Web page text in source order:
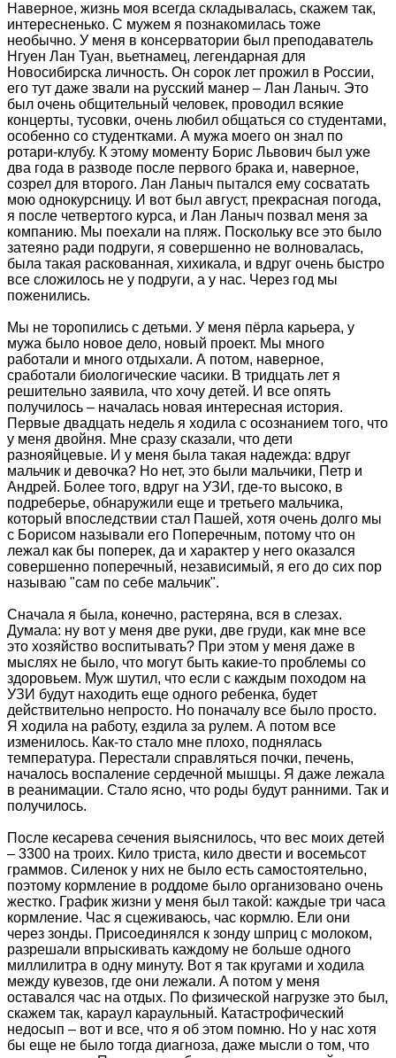
Наверное, жизнь моя всегда складывалась, скажем так,
интересненько. С мужем я познакомилась тоже
необычно. У меня в консерватории был преподаватель
Нгуен Лан Туан, вьетнамец, легендарная для
Новосибирска личность. Он сорок лет прожил в России,
его тут даже звали на русский манер – Лан Ланыч. Это
был очень общительный человек, проводил всякие
концерты, тусовки, очень любил общаться со студентами,
особенно со студентками. А мужа моего он знал по
ротари-клубу. К этому моменту Борис Львович был уже
два года в разводе после первого брака и, наверное,
созрел для второго. Лан Ланыч пытался ему сосватать
мою однокурсницу. И вот был август, прекрасная погода,
я после четвертого курса, и Лан Ланыч позвал меня за
компанию. Мы поехали на пляж. Поскольку все это было
затеяно ради подруги, я совершенно не волновалась,
была такая раскованная, хихикала, и вдруг очень быстро
все сложилось не у подруги, а у нас. Через год мы
поженились.
Мы не торопились с детьми. У меня пёрла карьера, у
мужа было новое дело, новый проект. Мы много
работали и много отдыхали. А потом, наверное,
сработали биологические часики. В тридцать лет я
решительно заявила, что хочу детей. И все опять
получилось – началась новая интересная история.
Первые двадцать недель я ходила с осознанием того, что
у меня двойня. Мне сразу сказали, что дети
разнояйцевые. И у меня была такая надежда: вдруг
мальчик и девочка? Но нет, это были мальчики, Петр и
Андрей. Более того, вдруг на УЗИ, где-то высоко, в
подреберье, обнаружили еще и третьего мальчика,
который впоследствии стал Пашей, хотя очень долго мы
с Борисом называли его Поперечным, потому что он
лежал как бы поперек, да и характер у него оказался
совершенно поперечный, независимый, я его до сих пор
называю "сам по себе мальчик".
Сначала я была, конечно, растеряна, вся в слезах.
Думала: ну вот у меня две руки, две груди, как мне все
это хозяйство воспитывать? При этом у меня даже в
мыслях не было, что могут быть какие-то проблемы со
здоровьем. Муж шутил, что если с каждым походом на
УЗИ будут находить еще одного ребенка, будет
действительно непросто. Но поначалу все было просто.
Я ходила на работу, ездила за рулем. А потом все
изменилось. Как-то стало мне плохо, поднялась
температура. Перестали справляться почки, печень,
началось воспаление сердечной мышцы. Я даже лежала
в реанимации. Стало ясно, что роды будут ранними. Так и
получилось.
После кесарева сечения выяснилось, что вес моих детей
– 3300 на троих. Кило триста, кило двести и восемьсот
граммов. Силенок у них не было есть самостоятельно,
поэтому кормление в роддоме было организовано очень
жестко. График жизни у меня был такой: каждые три часа
кормление. Час я сцеживаюсь, час кормлю. Ели они
через зонды. Присоединялся к зонду шприц с молоком,
разрешали впрыскивать каждому не больше одного
миллилитра в одну минуту. Вот я так кругами и ходила
между кувезов, где они лежали. А потом у меня
оставался час на отдых. По физической нагрузке это был,
скажем так, караул караульный. Катастрофический
недосып – вот и все, что я об этом помню. Но у нас хотя
бы еще не было тогда диагноза, даже мысли о том, что